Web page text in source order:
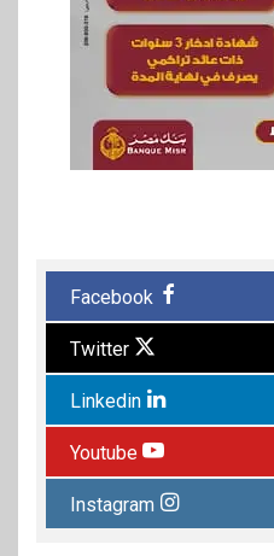
Facebook
Twitter
Linkedin
Youtube
Instagram